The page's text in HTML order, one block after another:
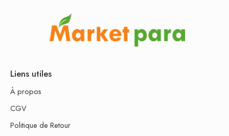
Liens utiles
À propos
CGV
Politique de Retour